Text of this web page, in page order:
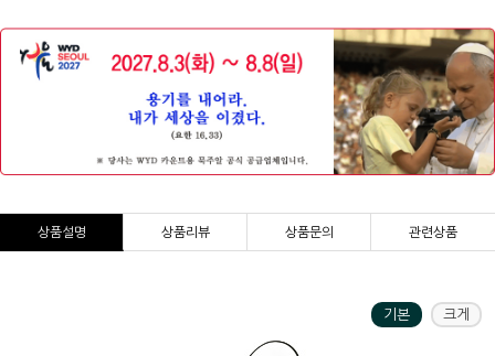
상품설명 상품리뷰 상품문의 관련상품
기본 크게